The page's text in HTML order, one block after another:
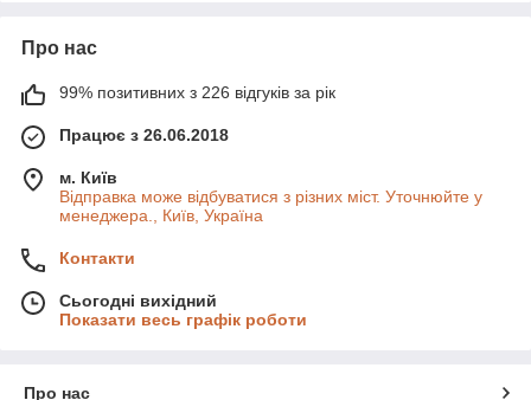
Про нас
99% позитивних з 226 відгуків за рік
Працює з 26.06.2018
м. Київ
Відправка може відбуватися з різних міст. Уточнюйте у
менеджера., Київ, Україна
Контакти
Сьогодні вихідний
Показати весь графік роботи
Про нас